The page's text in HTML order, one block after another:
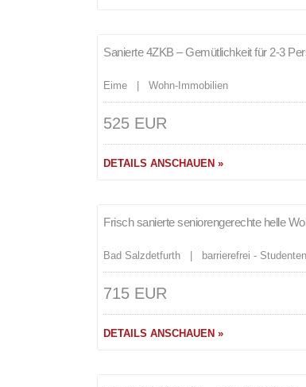
Sanierte 4ZKB – Gemütlichkeit für 2-3
Eime | Wohn-Immobilien
525 EUR
DETAILS ANSCHAUEN »
Frisch sanierte seniorengerechte helle
Bad Salzdetfurth | barrierefrei -
715 EUR
DETAILS ANSCHAUEN »